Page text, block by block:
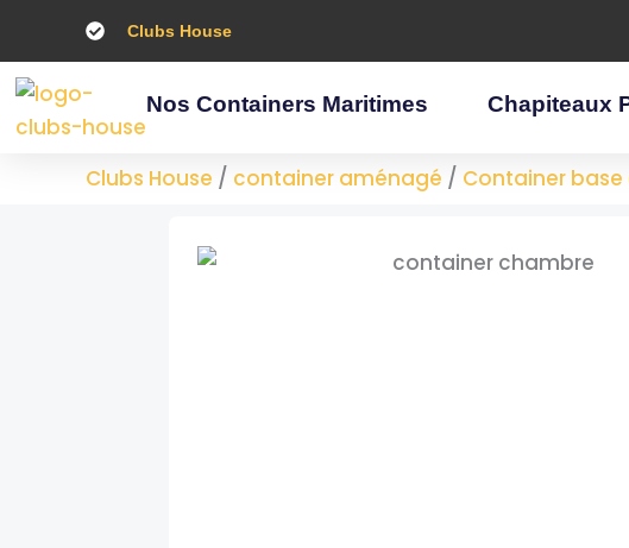
contenu
Clubs House
Nos Containers Maritimes Chapiteaux
Clubs House / container aménagé / Container base